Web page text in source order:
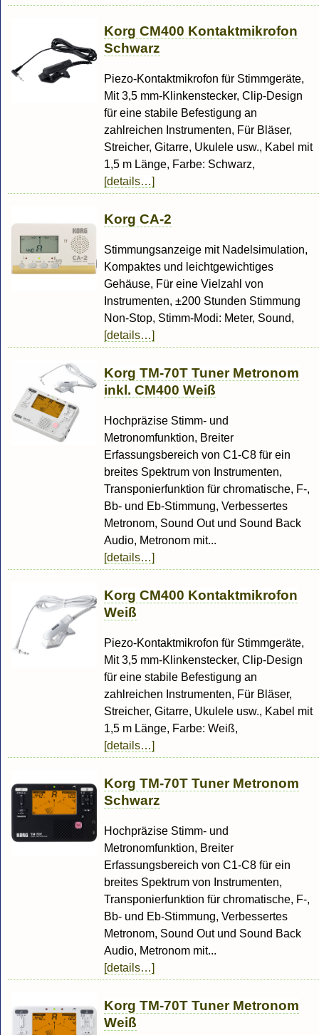
Korg CM400 Kontaktmikrofon
Schwarz
Piezo-Kontaktmikrofon für Stimmgeräte,
Mit 3,5 mm-Klinkenstecker, Clip-Design
für eine stabile Befestigung an
zahlreichen Instrumenten, Für Bläser,
Streicher, Gitarre, Ukulele usw., Kabel mit
1,5 m Länge, Farbe: Schwarz,
[details…]
Korg CA-2
Stimmungsanzeige mit Nadelsimulation,
Kompaktes und leichtgewichtiges
Gehäuse, Für eine Vielzahl von
Instrumenten, ±200 Stunden Stimmung
Non-Stop, Stimm-Modi: Meter, Sound,
[details…]
Korg TM-70T Tuner Metronom
inkl. CM400 Weiß
Hochpräzise Stimm- und
Metronomfunktion, Breiter
Erfassungsbereich von C1-C8 für ein
breites Spektrum von Instrumenten,
Transponierfunktion für chromatische, F-,
Bb- und Eb-Stimmung, Verbessertes
Metronom, Sound Out und Sound Back
Audio, Metronom mit...
[details…]
Korg CM400 Kontaktmikrofon
Weiß
Piezo-Kontaktmikrofon für Stimmgeräte,
Mit 3,5 mm-Klinkenstecker, Clip-Design
für eine stabile Befestigung an
zahlreichen Instrumenten, Für Bläser,
Streicher, Gitarre, Ukulele usw., Kabel mit
1,5 m Länge, Farbe: Weiß,
[details…]
Korg TM-70T Tuner Metronom
Schwarz
Hochpräzise Stimm- und
Metronomfunktion, Breiter
Erfassungsbereich von C1-C8 für ein
breites Spektrum von Instrumenten,
Transponierfunktion für chromatische, F-,
Bb- und Eb-Stimmung, Verbessertes
Metronom, Sound Out und Sound Back
Audio, Metronom mit...
[details…]
Korg TM-70T Tuner Metronom
Weiß